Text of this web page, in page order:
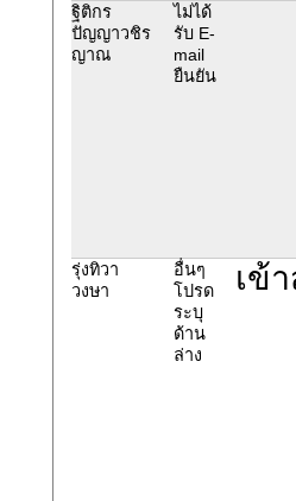
ฐิติกร
ปัญญาวชิร
ญาณ
ไม่ได้
รับ E-
mail
ยืนยัน
รุ่งทิวา
วงษา
อื่นๆ
โปรด
ระบุ
ด้าน
ล่าง
เข้